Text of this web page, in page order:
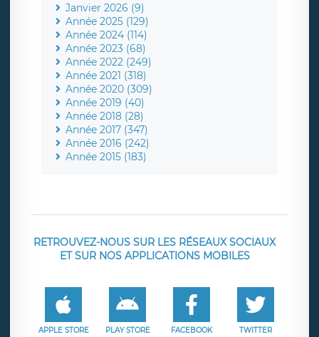
Janvier 2026 (9)
Année 2025 (129)
Année 2024 (114)
Année 2023 (68)
Année 2022 (249)
Année 2021 (318)
Année 2020 (309)
Année 2019 (40)
Année 2018 (28)
Année 2017 (347)
Année 2016 (242)
Année 2015 (183)
RETROUVEZ-NOUS SUR LES RÉSEAUX SOCIAUX
ET SUR NOS APPLICATIONS MOBILES
APPLE STORE PLAY STORE FACEBOOK TWITTER